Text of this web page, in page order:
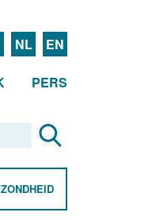
NL EN
PERS